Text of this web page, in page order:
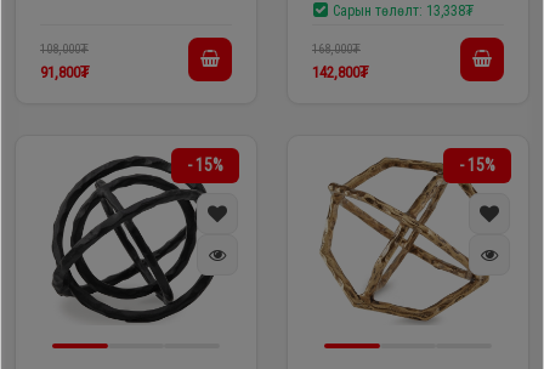
108,000₮
91,800₮
Сарын төлөлт: 13,338₮
168,000₮
142,800₮
- 15% - 15%